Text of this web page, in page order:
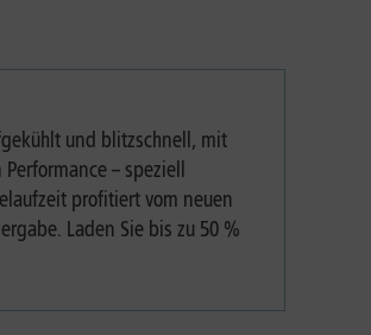
und blitzschnell, mit
– speziell
profitiert vom neuen
Laden Sie bis zu 50 %